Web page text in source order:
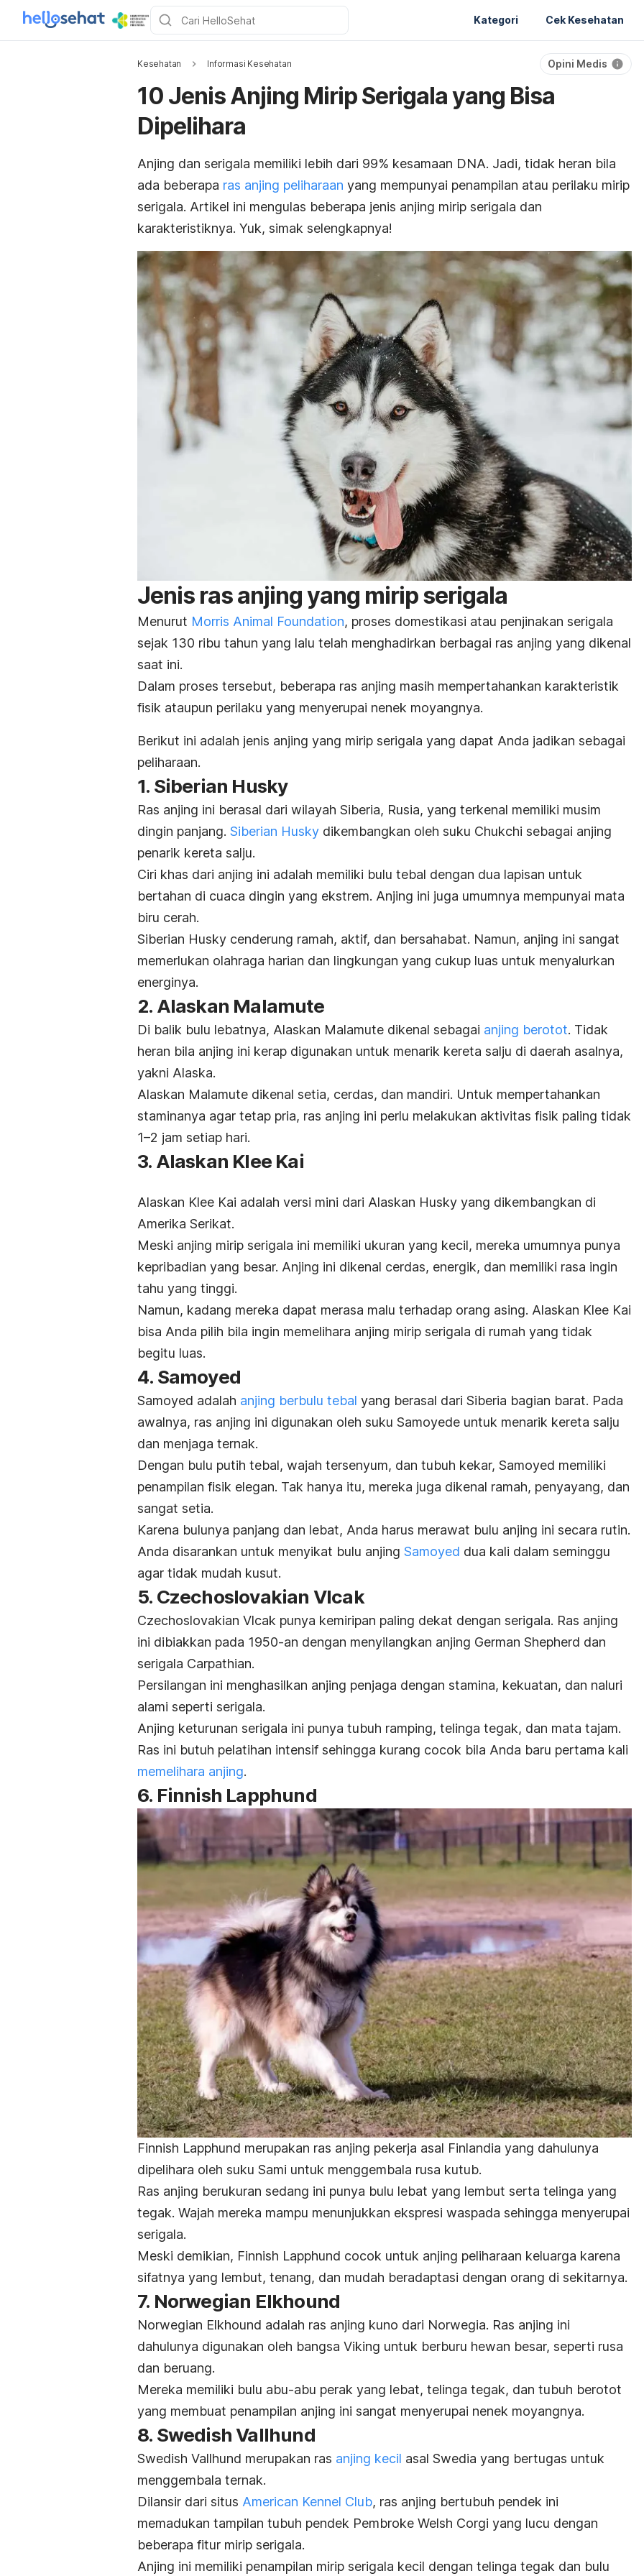
Kategori Cek Kesehatan
Kesehatan Informasi Kesehatan Opini Medis
10 Jenis Anjing Mirip Serigala yang Bisa
Dipelihara
Anjing dan serigala memiliki lebih dari 99% kesamaan DNA. Jadi, tidak heran bila
ada beberapa ras anjing peliharaan yang mempunyai penampilan atau perilaku mirip
serigala. Artikel ini mengulas beberapa jenis anjing mirip serigala dan
karakteristiknya. Yuk, simak selengkapnya!
Jenis ras anjing yang mirip serigala
Menurut Morris Animal Foundation, proses domestikasi atau penjinakan serigala
sejak 130 ribu tahun yang lalu telah menghadirkan berbagai ras anjing yang dikenal
saat ini.
Dalam proses tersebut, beberapa ras anjing masih mempertahankan karakteristik
fisik ataupun perilaku yang menyerupai nenek moyangnya.
Berikut ini adalah jenis anjing yang mirip serigala yang dapat Anda jadikan sebagai
peliharaan.
1. Siberian Husky
Ras anjing ini berasal dari wilayah Siberia, Rusia, yang terkenal memiliki musim
dingin panjang. Siberian Husky dikembangkan oleh suku Chukchi sebagai anjing
penarik kereta salju.
Ciri khas dari anjing ini adalah memiliki bulu tebal dengan dua lapisan untuk
bertahan di cuaca dingin yang ekstrem. Anjing ini juga umumnya mempunyai mata
biru cerah.
Siberian Husky cenderung ramah, aktif, dan bersahabat. Namun, anjing ini sangat
memerlukan olahraga harian dan lingkungan yang cukup luas untuk menyalurkan
energinya.
2. Alaskan Malamute
Di balik bulu lebatnya, Alaskan Malamute dikenal sebagai anjing berotot. Tidak
heran bila anjing ini kerap digunakan untuk menarik kereta salju di daerah asalnya,
yakni Alaska.
Alaskan Malamute dikenal setia, cerdas, dan mandiri. Untuk mempertahankan
staminanya agar tetap pria, ras anjing ini perlu melakukan aktivitas fisik paling tidak
1–2 jam setiap hari.
3. Alaskan Klee Kai
Alaskan Klee Kai adalah versi mini dari Alaskan Husky yang dikembangkan di
Amerika Serikat.
Meski anjing mirip serigala ini memiliki ukuran yang kecil, mereka umumnya punya
kepribadian yang besar. Anjing ini dikenal cerdas, energik, dan memiliki rasa ingin
tahu yang tinggi.
Namun, kadang mereka dapat merasa malu terhadap orang asing. Alaskan Klee Kai
bisa Anda pilih bila ingin memelihara anjing mirip serigala di rumah yang tidak
begitu luas.
4. Samoyed
Samoyed adalah anjing berbulu tebal yang berasal dari Siberia bagian barat. Pada
awalnya, ras anjing ini digunakan oleh suku Samoyede untuk menarik kereta salju
dan menjaga ternak.
Dengan bulu putih tebal, wajah tersenyum, dan tubuh kekar, Samoyed memiliki
penampilan fisik elegan. Tak hanya itu, mereka juga dikenal ramah, penyayang, dan
sangat setia.
Karena bulunya panjang dan lebat, Anda harus merawat bulu anjing ini secara rutin.
Anda disarankan untuk menyikat bulu anjing Samoyed dua kali dalam seminggu
agar tidak mudah kusut.
5. Czechoslovakian Vlcak
Czechoslovakian Vlcak punya kemiripan paling dekat dengan serigala. Ras anjing
ini dibiakkan pada 1950-an dengan menyilangkan anjing German Shepherd dan
serigala Carpathian.
Persilangan ini menghasilkan anjing penjaga dengan stamina, kekuatan, dan naluri
alami seperti serigala.
Anjing keturunan serigala ini punya tubuh ramping, telinga tegak, dan mata tajam.
Ras ini butuh pelatihan intensif sehingga kurang cocok bila Anda baru pertama kali
memelihara anjing.
6. Finnish Lapphund
Finnish Lapphund merupakan ras anjing pekerja asal Finlandia yang dahulunya
dipelihara oleh suku Sami untuk menggembala rusa kutub.
Ras anjing berukuran sedang ini punya bulu lebat yang lembut serta telinga yang
tegak. Wajah mereka mampu menunjukkan ekspresi waspada sehingga menyerupai
serigala.
Meski demikian, Finnish Lapphund cocok untuk anjing peliharaan keluarga karena
sifatnya yang lembut, tenang, dan mudah beradaptasi dengan orang di sekitarnya.
7. Norwegian Elkhound
Norwegian Elkhound adalah ras anjing kuno dari Norwegia. Ras anjing ini
dahulunya digunakan oleh bangsa Viking untuk berburu hewan besar, seperti rusa
dan beruang.
Mereka memiliki bulu abu-abu perak yang lebat, telinga tegak, dan tubuh berotot
yang membuat penampilan anjing ini sangat menyerupai nenek moyangnya.
8. Swedish Vallhund
Swedish Vallhund merupakan ras anjing kecil asal Swedia yang bertugas untuk
menggembala ternak.
Dilansir dari situs American Kennel Club, ras anjing bertubuh pendek ini
memadukan tampilan tubuh pendek Pembroke Welsh Corgi yang lucu dengan
beberapa fitur mirip serigala.
Anjing ini memiliki penampilan mirip serigala kecil dengan telinga tegak dan bulu